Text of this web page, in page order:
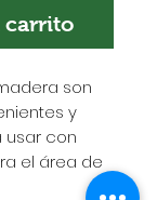
carrito
son
y
usar con
el área de